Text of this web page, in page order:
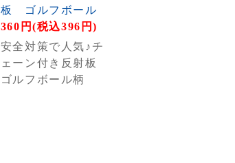
板 ゴルフボール
360円(税込396円)
安全対策で人気♪チ
ェーン付き反射板
ゴルフボール柄